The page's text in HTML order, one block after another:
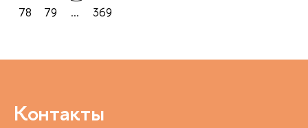
78
79 ... 369
Контакты